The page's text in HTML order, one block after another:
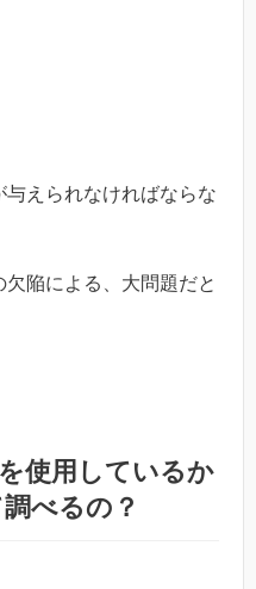
えられなければならな
陥による、大問題だと
使用しているか
べるの？